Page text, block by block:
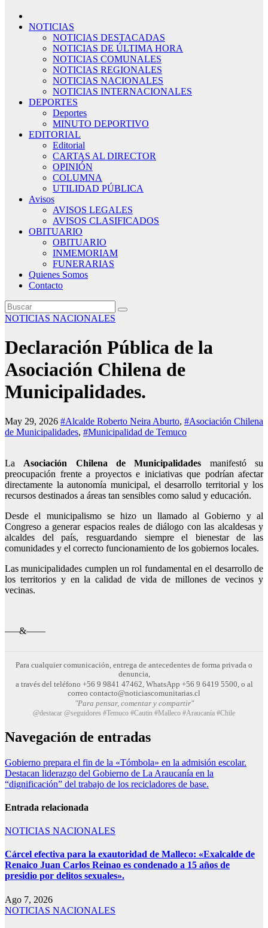
NOTICIAS
NOTICIAS DESTACADAS
NOTICIAS DE ÚLTIMA HORA
NOTICIAS COMUNALES
NOTICIAS REGIONALES
NOTICIAS NACIONALES
NOTICIAS INTERNACIONALES
DEPORTES
Deportes
MINUTO DEPORTIVO
EDITORIAL
Editorial
CARTAS AL DIRECTOR
OPINIÓN
COLUMNA
UTILIDAD PÚBLICA
Avisos
AVISOS LEGALES
AVISOS CLASIFICADOS
OBITUARIO
OBITUARIO
INMEMORIAM
FUNERARIAS
Quienes Somos
Contacto
NOTICIAS NACIONALES
Declaración Pública de la
Asociación Chilena de
Municipalidades.
May 29, 2026 #Alcalde Roberto Neira Aburto, #Asociación Chilena
de Municipalidades, #Municipalidad de Temuco
La Asociación Chilena de Municipalidades manifestó su
preocupación frente a proyectos e iniciativas que podrían afectar
directamente la autonomía municipal, el desarrollo territorial y los
recursos destinados a áreas tan sensibles como salud y educación.
Desde el municipalismo se hizo un llamado al Gobierno y al
Congreso a generar espacios reales de diálogo con las alcaldesas y
alcaldes del país, resguardando siempre el bienestar de las
comunidades y el correcto funcionamiento de los gobiernos locales.
Las municipalidades cumplen un rol fundamental en el desarrollo de
los territorios y en la calidad de vida de millones de vecinos y
vecinas.
—–&——
Para cualquier comunicación, entrega de antecedentes de forma privada o
denuncia,
a través del teléfono +56 9 9841 47462, WhatsApp +56 9 6419 5500, o al
correo contacto@noticiascomunitarias.cl
"Para pensar, comentar y compartir"
@destacar @seguidores #Temuco #Cautin #Malleco #Araucanía #Chile
Navegación de entradas
Gobierno prepara el fin de la «Tómbola» en la admisión escolar.
Destacan liderazgo del Gobierno de La Araucanía en la
“dignificación” del trabajo de los recicladores de base.
Entrada relacionada
NOTICIAS NACIONALES
Cárcel efectiva para la exautoridad de Malleco: «Exalcalde de
Renaico Juan Carlos Reinao es condenado a 15 años de
presidio por delitos sexuales».
Ago 7, 2026
NOTICIAS NACIONALES